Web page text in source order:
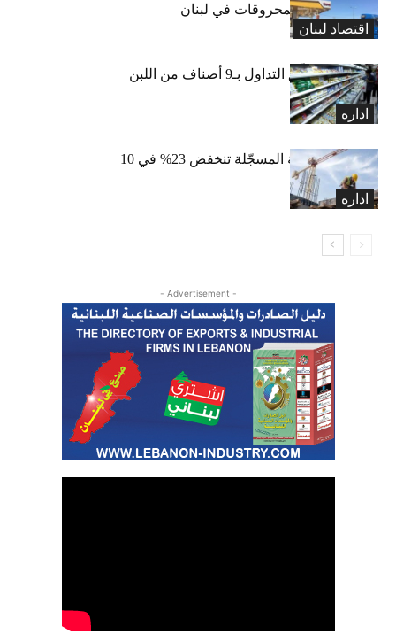
اقتصاد لبنان
لارتفاع أسعار المحروقات في لبنان
اداره
«الاقتصاد» تعلّق التداول بـ9 أصناف من اللبن
واللبنة
اداره
الرخص العقارية المسجّلة تنخفض 23% في 10
أشهر
- Advertisement -